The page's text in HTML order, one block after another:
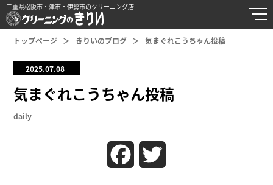
三重県松阪市・津市・伊勢市のクリーニング店
トップページ きりいのブログ 気まぐれこうちゃん投稿
2025.07.08
気まぐれこうちゃん投稿
daily
Facebook